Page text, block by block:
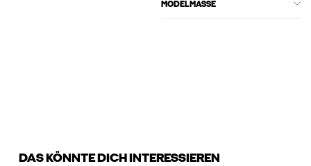
MODELMASSE
DAS KÖNNTE DICH INTERESSIEREN